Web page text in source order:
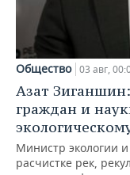
Общество 03 авг,
Азат
граждан и
Министр экологии
расчистке рек,